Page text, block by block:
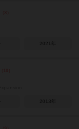
2021年
2013年